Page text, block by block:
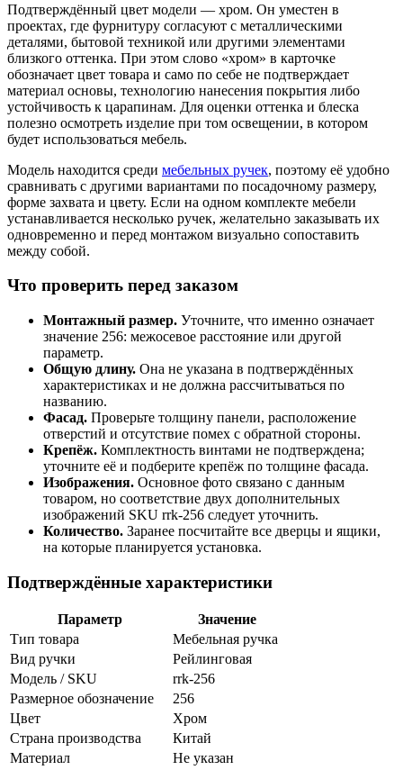
Подтверждённый цвет модели — хром. Он уместен в
проектах, где фурнитуру согласуют с металлическими
деталями, бытовой техникой или другими элементами
близкого оттенка. При этом слово «хром» в карточке
обозначает цвет товара и само по себе не подтверждает
материал основы, технологию нанесения покрытия либо
устойчивость к царапинам. Для оценки оттенка и блеска
полезно осмотреть изделие при том освещении, в котором
будет использоваться мебель.
Модель находится среди мебельных ручек, поэтому её удобно
сравнивать с другими вариантами по посадочному размеру,
форме захвата и цвету. Если на одном комплекте мебели
устанавливается несколько ручек, желательно заказывать их
одновременно и перед монтажом визуально сопоставить
между собой.
Что проверить перед заказом
Монтажный размер. Уточните, что именно означает
значение 256: межосевое расстояние или другой
параметр.
Общую длину. Она не указана в подтверждённых
характеристиках и не должна рассчитываться по
названию.
Фасад. Проверьте толщину панели, расположение
отверстий и отсутствие помех с обратной стороны.
Крепёж. Комплектность винтами не подтверждена;
уточните её и подберите крепёж по толщине фасада.
Изображения. Основное фото связано с данным
товаром, но соответствие двух дополнительных
изображений SKU rrk-256 следует уточнить.
Количество. Заранее посчитайте все дверцы и ящики,
на которые планируется установка.
Подтверждённые характеристики
Параметр
Значение
Тип товара
Мебельная ручка
Вид ручки
Рейлинговая
Модель / SKU
rrk-256
Размерное обозначение
256
Цвет
Хром
Страна производства
Китай
Материал
Не указан